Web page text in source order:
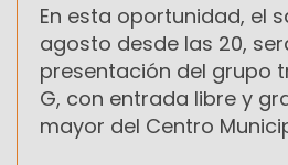
En esta oportunidad, el
agosto desde las 20,
presentación del grupo
G, con entrada libre y
mayor del Centro